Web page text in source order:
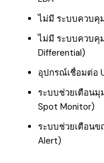
ไม่มี ระบบควบคุ
ไม่มี ระบบควบคุ
Differential)
อุปกรณ์เชื่อมต่อ
ระบบช่วยเตือนมุ
Spot Monitor)
ระบบช่วยเตือนข
Alert)